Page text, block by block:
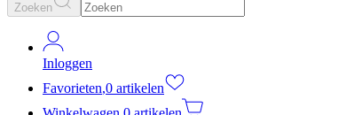
Zoeken
Inloggen
Favorieten,0 artikelen